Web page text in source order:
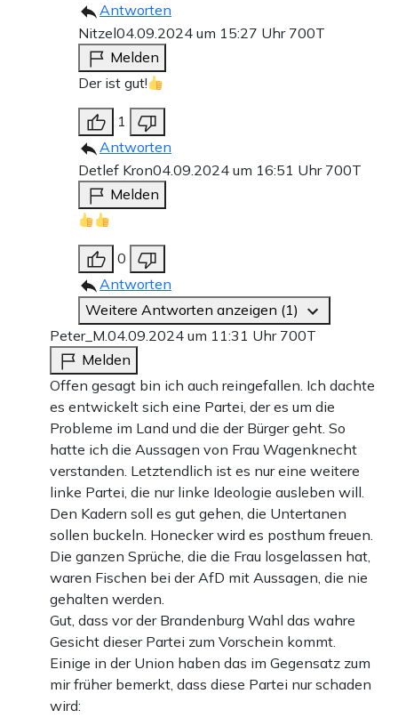
Antworten
Nitzel04.09.2024 um 15:27 Uhr 700T
Melden
Der ist gut!
1
Antworten
Detlef Kron04.09.2024 um 16:51 Uhr 700T
Melden
0
Antworten
Weitere Antworten anzeigen (1)
Peter_M.04.09.2024 um 11:31 Uhr 700T
Melden
Offen gesagt bin ich auch reingefallen. Ich dachte
es entwickelt sich eine Partei, der es um die
Probleme im Land und die der Bürger geht. So
hatte ich die Aussagen von Frau Wagenknecht
verstanden. Letztendlich ist es nur eine weitere
linke Partei, die nur linke Ideologie ausleben will.
Den Kadern soll es gut gehen, die Untertanen
sollen buckeln. Honecker wird es posthum freuen.
Die ganzen Sprüche, die die Frau losgelassen hat,
waren Fischen bei der AfD mit Aussagen, die nie
gehalten werden.
Gut, dass vor der Brandenburg Wahl das wahre
Gesicht dieser Partei zum Vorschein kommt.
Einige in der Union haben das im Gegensatz zum
mir früher bemerkt, dass diese Partei nur schaden
wird: